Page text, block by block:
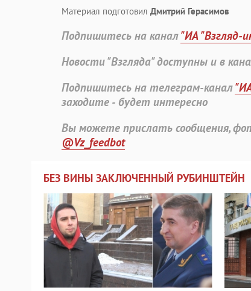
Материал подготовил Дмитрий Герасимов
Подпишитесь на канал"ИА "Взгляд-
Новости "Взгляда" доступны и в
Подпишитесь на телеграм-канал
заходите - будет интересно
Вы можете прислать сообщения,
@Vz_feedbot
БЕЗ ВИНЫ ЗАКЛЮЧЕННЫЙ РУБИНШТЕЙН